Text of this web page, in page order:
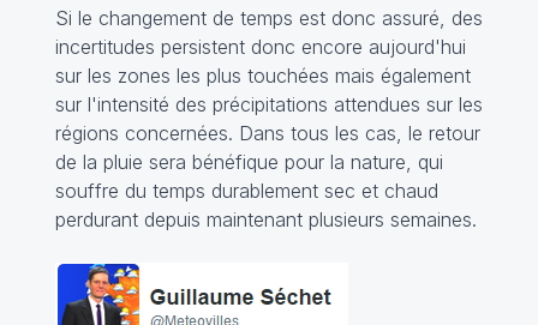
Si le changement de temps est donc assuré, des
incertitudes persistent donc encore aujourd'hui
sur les zones les plus touchées mais également
sur l'intensité des précipitations attendues sur les
régions concernées. Dans tous les cas, le retour
de la pluie sera bénéfique pour la nature, qui
souffre du temps durablement sec et chaud
perdurant depuis maintenant plusieurs semaines.